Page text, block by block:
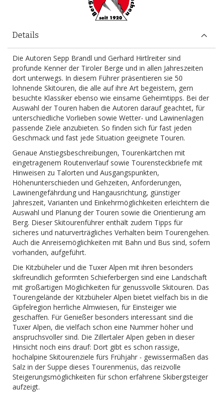
Details
Die Autoren Sepp Brandl und Gerhard Hirtlreiter sind
profunde Kenner der Tiroler Berge und in allen Jahreszeiten
dort unterwegs. In diesem Führer präsentieren sie 50
lohnende Skitouren, die alle auf ihre Art begeistern, gern
besuchte Klassiker ebenso wie einsame Geheimtipps. Bei der
Auswahl der Touren haben die Autoren darauf geachtet, für
unterschiedliche Vorlieben sowie Wetter- und Lawinenlagen
passende Ziele anzubieten. So finden sich für fast jeden
Geschmack und fast jede Situation geeignete Touren.
Genaue Anstiegsbeschreibungen, Tourenkärtchen mit
eingetragenem Routenverlauf sowie Tourensteckbriefe mit
Hinweisen zu Talorten und Ausgangspunkten,
Höhenunterschieden und Gehzeiten, Anforderungen,
Lawinengefährdung und Hangausrichtung, günstiger
Jahreszeit, Varianten und Einkehrmöglichkeiten erleichtern die
Auswahl und Planung der Touren sowie die Orientierung am
Berg. Dieser Skitourenführer enthält zudem Tipps für
sicheres und naturverträgliches Verhalten beim Tourengehen.
Auch die Anreisemöglichkeiten mit Bahn und Bus sind, sofern
vorhanden, aufgeführt.
Die Kitzbüheler und die Tuxer Alpen mit ihren besonders
skifreundlich geformten Schieferbergen sind eine Landschaft
mit großartigen Möglichkeiten für genussvolle Skitouren. Das
Tourengelände der Kitzbüheler Alpen bietet vielfach bis in die
Gipfelregion herrliche Almwiesen, für Einsteiger wie
geschaffen. Für Genießer besonders interessant sind die
Tuxer Alpen, die vielfach schon eine Nummer höher und
anspruchsvoller sind. Die Zillertaler Alpen geben in dieser
Hinsicht noch eins drauf: Dort gibt es schon rassige,
hochalpine Skitourenziele fürs Frühjahr - gewissermaßen das
Salz in der Suppe dieses Tourenmenüs, das reizvolle
Steigerungsmöglichkeiten für schon erfahrene Skibergsteiger
aufzeigt.